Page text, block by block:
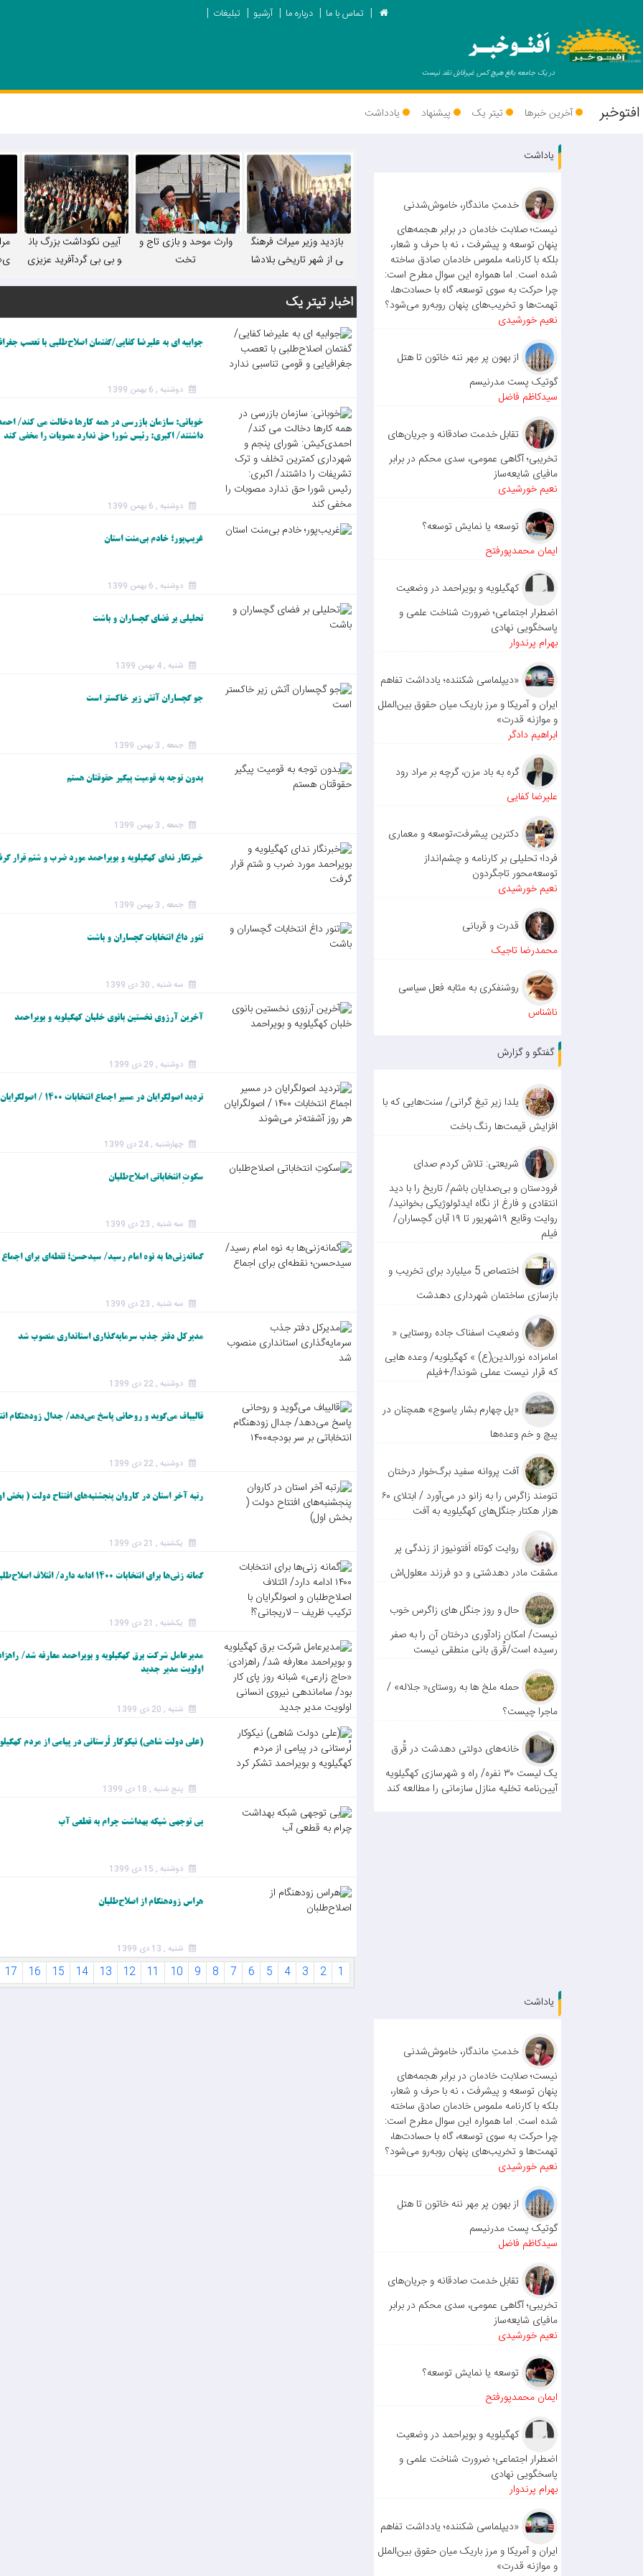
تماس با ما درباره ما آرشیو تبلیغات
اَفتـوخبـر
در یک جامعه بالغ هیچ کس غیرقابل نقد نیست
افتوخبر آخرین خبرها تیتر یک پیشنهاد یادداشت
یاداشت
خدمتِ ماندگار، خاموش‌شدنی
نیست؛ صلابت خادمان در برابر هجمه‌های
پنهان توسعه و پیشرفت ، نه با حرف و شعار،
بلکه با کارنامه ملموس خادمان صادق ساخته
شده است. اما همواره این سوال مطرح است:
چرا حرکت به سوی توسعه، گاه با حسادت‌ها،
تهمت‌ها و تخریب‌های پنهان روبه‌رو می‌شود؟
نعیم خورشیدی
از بهون پر مِهر ننه خاتون تا هتل
گوتیک پست مدرنیسم
سیدکاظم فاضل
تقابل خدمت صادقانه و جریان‌های
تخریبی؛ آگاهی عمومی، سدی محکم در برابر
مافیای شایعه‌ساز
نعیم خورشیدی
توسعه یا نمایش توسعه؟
ایمان محمدپورفتح
کهگیلویه و بویراحمد در وضعیت
اضطرار اجتماعی؛ ضرورت شناخت علمی و
پاسخگویی نهادی
بهرام پرندوار
«دیپلماسی شکننده؛ یادداشت تفاهم
ایران و آمریکا و مرز باریک میان حقوق بین‌الملل
و موازنه قدرت»
ابراهیم دادگر
گره به باد مزن، گرچه بر مراد رود
علیرضا کفایی
دکترین پیشرفت،توسعه و معماری
فردا؛ تحلیلی بر کارنامه و چشم‌انداز
توسعه‌محور تاجگردون
نعیم خورشیدی
قدرت و قربانی
محمدرضا تاجیک
روشنفکری به مثابه فعل سیاسی
ناشناس
گفتگو و گزارش
یلدا زیر تیغ گرانی/ سنت‌هایی که با
افزایش قیمت‌ها رنگ باخت
شریعتی: تلاش کردم صدای
فرودستان و بی‌صدایان باشم/ تاریخ را با دید
انتقادی و فارغ از نگاه ایدئولوژیکی بخوانید/
روایت وقایع ۱۹شهریور تا ۱۹ آبان گچساران/
فیلم
اختصاص 5 میلیارد برای تخریب و
بازسازی ساختمان شهرداری دهدشت
وضعیت اسفناک جاده روستایی «
امامزاده نورالدین(ع) » کهگیلویه/ وعده هایی
که قرار نیست عملی شوند!/+فیلم
«پل چهارم بشار یاسوج» همچنان در
پیچ و خم وعده‌ها
آفت پروانه سفید برگ‌خوار درختان
تنومند زاگرس را به زانو در می‌آورد / ابتلای ۶۰
هزار هکتار جنگل‌های کهگیلویه به آفت
روایت کوتاه اَفتونیوز از زندگی پر
مشقت مادر دهدشتی و دو فرزند معلول‌اش
حال و روز جنگل های زاگرس خوب
نیست/ امکان زادآوری درختان آن را به صفر
رسیده است/قُرق بانی منطقی نیست
حمله ملخ ها به روستای« جلاله» /
ماجرا چیست؟
خانه‌های دولتی دهدشت در قُرق
یک لیست ۳۰ نفره/ راه و شهرسازی کهگیلویه
آیین‌نامه تخلیه منازل سازمانی را مطالعه کند
بازدید وزیر میراث فرهنگ
ی از شهر تاریخی بلادشا
وارث موحد و بازی تاج و
تخت
آیین نکوداشت بزرگ بان
و بی بی گردآفرید عزیزی
اخبار تیتر یک
جوابیه ای به علیرضا کفایی/گفتمان اصلاح‌طلبی با تعصب
دوشنبه , 6 بهمن 1399
خوبانی: سازمان بازرسی در همه کارها دخالت می کند/
داشتند/ اکبری: رئیس شورا حق ندارد مصوبات را مخفی کند
دوشنبه , 6 بهمن 1399
غریب‌پور؛ خادم بی‌منت استان
دوشنبه , 6 بهمن 1399
تحلیلی بر فضای گچساران و باشت
شنبه , 4 بهمن 1399
جو گچساران آتش زیر خاکستر است
جمعه , 3 بهمن 1399
بدون توجه به قومیت پیگیر حقوقتان هستم
جمعه , 3 بهمن 1399
خبرنگار ندای کهگیلویه و بویراحمد مورد ضرب و شتم قرار
جمعه , 3 بهمن 1399
تنور داغ انتخابات گچساران و باشت
سه شنبه , 30 دی 1399
آخرین آرزوی نخستین بانوی خلبان کهگیلویه و بویراحمد
دوشنبه , 29 دی 1399
تردید اصولگرایان در مسیر اجماع انتخابات ۱۴۰۰ / اصولگرایان هر روز آشفته‌تر می‌شوند
چهارشنبه , 24 دی 1399
سکوتِ انتخاباتی اصلاح‌طلبان
سه شنبه , 23 دی 1399
گمانه‌زنی‌ها به نوه امام رسید/ سیدحسن؛ نقطه‌ای برای اجماع
سه شنبه , 23 دی 1399
مدیرکل دفتر جذب سرمایه‌گذاری استانداری منصوب شد
دوشنبه , 22 دی 1399
قالیباف می‌گوید و روحانی پاسخ می‌دهد/ جدال زودهنگام
دوشنبه , 22 دی 1399
رتبه آخر استان در کاروان پنجشنبه‌های افتتاح دولت ( بخش
یکشنبه , 21 دی 1399
گمانه زنی‌ها برای انتخابات ۱۴۰۰ ادامه دارد/ ائتلاف اصلاح‌طلبان و اصولگرایان با ترکیب ظریف – لاریجانی؟!
یکشنبه , 21 دی 1399
مدیرعامل شرکت برق کهگیلویه و بویراحمد معارفه شد/
اولویت مدیر جدید
شنبه , 20 دی 1399
(علی دولت شاهی) نیکوکار لُرستانی در پیامی از مردم
پنج شنبه , 18 دی 1399
بی توجهی شبکه بهداشت چرام به قطعی آب
دوشنبه , 15 دی 1399
هراس زودهنگام از اصلاح‌طلبان
شنبه , 13 دی 1399
1
2
3
4
5
6
7
8
9
10
11
12
13
14
15
16
17
یاداشت
خدمتِ ماندگار، خاموش‌شدنی
نیست؛ صلابت خادمان در برابر هجمه‌های
پنهان توسعه و پیشرفت ، نه با حرف و شعار،
بلکه با کارنامه ملموس خادمان صادق ساخته
شده است. اما همواره این سوال مطرح است:
چرا حرکت به سوی توسعه، گاه با حسادت‌ها،
تهمت‌ها و تخریب‌های پنهان روبه‌رو می‌شود؟
نعیم خورشیدی
از بهون پر مِهر ننه خاتون تا هتل
گوتیک پست مدرنیسم
سیدکاظم فاضل
تقابل خدمت صادقانه و جریان‌های
تخریبی؛ آگاهی عمومی، سدی محکم در برابر
مافیای شایعه‌ساز
نعیم خورشیدی
توسعه یا نمایش توسعه؟
ایمان محمدپورفتح
کهگیلویه و بویراحمد در وضعیت
اضطرار اجتماعی؛ ضرورت شناخت علمی و
پاسخگویی نهادی
بهرام پرندوار
«دیپلماسی شکننده؛ یادداشت تفاهم
ایران و آمریکا و مرز باریک میان حقوق بین‌الملل
و موازنه قدرت»